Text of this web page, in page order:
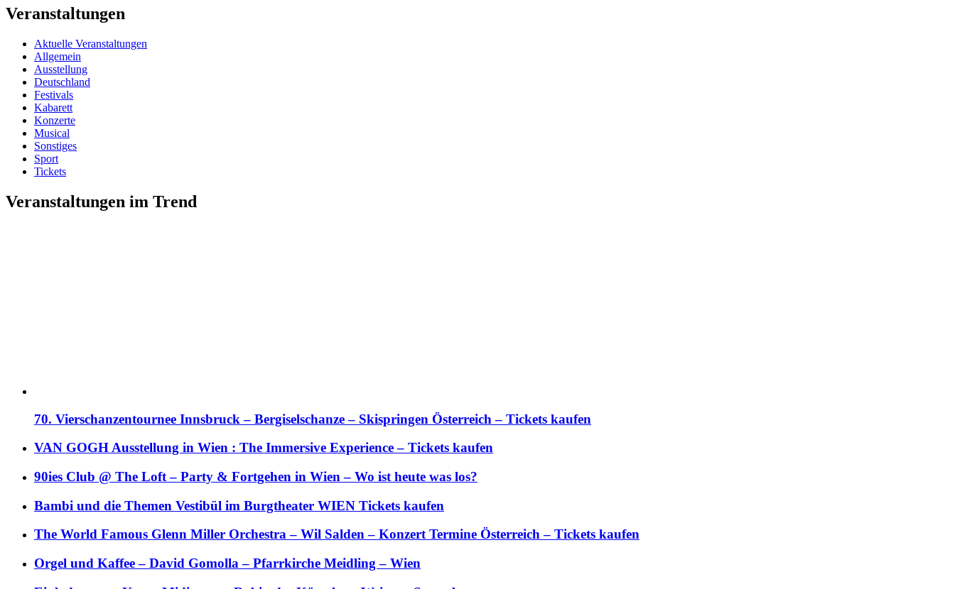
Veranstaltungen
Aktuelle Veranstaltungen
Allgemein
Ausstellung
Deutschland
Festivals
Kabarett
Konzerte
Musical
Sonstiges
Sport
Tickets
Veranstaltungen im Trend
70. Vierschanzentournee Innsbruck – Bergiselschanze – Skispringen Österreich – Tickets kaufen
VAN GOGH Ausstellung in Wien : The Immersive Experience – Tickets kaufen
90ies Club @ The Loft – Party & Fortgehen in Wien – Wo ist heute was los?
Bambi und die Themen Vestibül im Burgtheater WIEN Tickets kaufen
The World Famous Glenn Miller Orchestra – Wil Salden – Konzert Termine Österreich – Tickets kaufen
Orgel und Kaffee – David Gomolla – Pfarrkirche Meidling – Wien